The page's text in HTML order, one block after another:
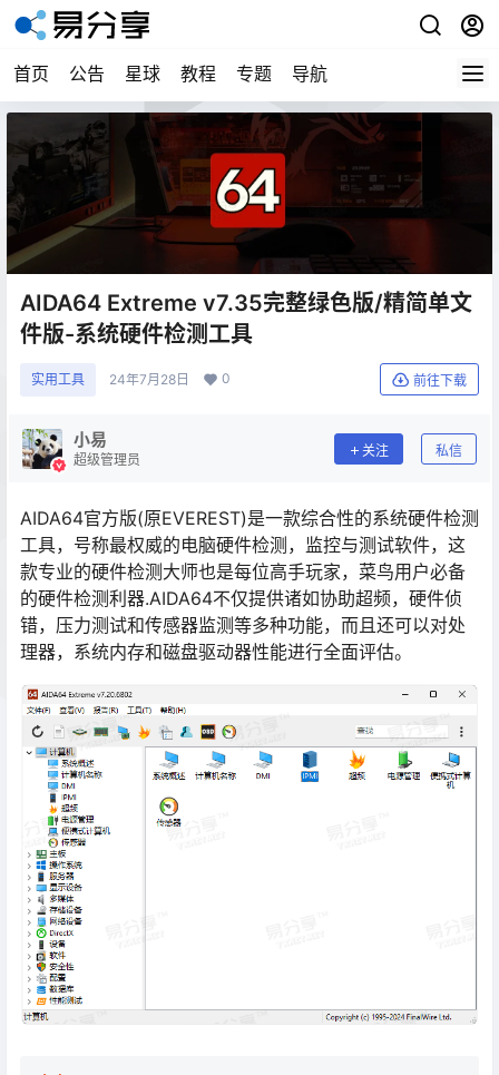
首页 公告 星球 教程 专题 导航
AIDA64 Extreme v7.35完整绿色版/精简单文
件版-系统硬件检测工具
实用工具 24年7月28日 0 前往下载
小易
超级管理员
关注 私信
AIDA64官方版(原EVEREST)是一款综合性的系统硬件检测
工具，号称最权威的电脑硬件检测，监控与测试软件，这
款专业的硬件检测大师也是每位高手玩家，菜鸟用户必备
的硬件检测利器.AIDA64不仅提供诸如协助超频，硬件侦
错，压力测试和传感器监测等多种功能，而且还可以对处
理器，系统内存和磁盘驱动器性能进行全面评估。